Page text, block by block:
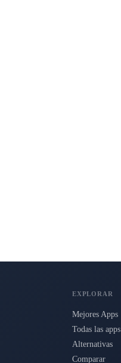
EXPLORAR
Mejores Apps
Todas las apps
Alternativas
Comparar